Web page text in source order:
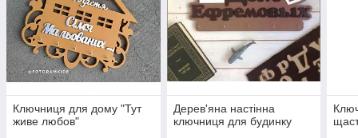
Ключниця для дому "Тут
живе любов"
Дерев'яна настінна
ключниця для будинку